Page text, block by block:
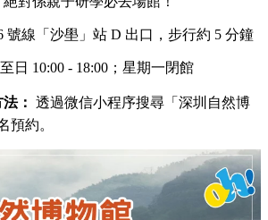
號線「沙壆」站 D 出口，步行約 5 分鐘
日 10:00 - 18:00；星期一閉館
： 透過微信小程序搜尋「深圳自然博
預約。